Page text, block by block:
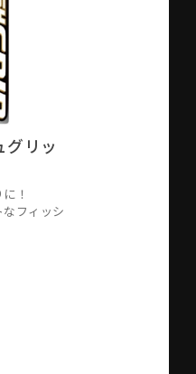
グリッ
！
フィッシ